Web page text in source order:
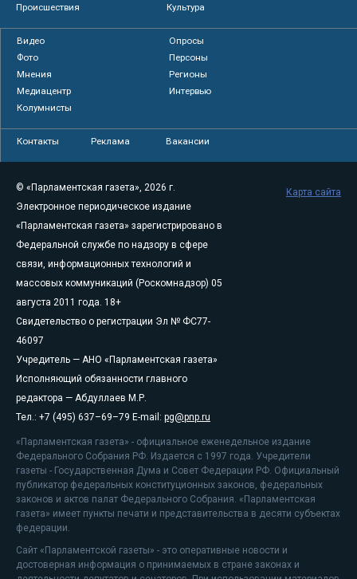
Происшествия
Культура
Видео
Опросы
Фото
Персоны
Мнения
Регионы
Медиацентр
Интервью
Колумнисты
Контакты Реклама Вакансии
© «Парламентская газета», 2026 г.
Электронное периодическое издание
«Парламентская газета» зарегистрировано в
Федеральной службе по надзору в сфере
связи, информационных технологий и
массовых коммуникаций (Роскомнадзор) 05
августа 2011 года. 18+
Свидетельство о регистрации Эл № ФС77-
46097
Учредитель — АНО «Парламентская газета»
Исполняющий обязанности главного
редактора — Абдуллаев М.Р.
Тел.: +7 (495) 637–69–79 E-mail: pg@pnp.ru
«Парламентская газета» - официальное еженедельное издание
Федерального Собрания РФ. Издается с 1997 года. Учредители
газеты - Государственная Дума и Совет Федерации РФ. Официальный
публикатор федеральных конституционных законов, федеральных
законов и актов палат Федерального Собрания. «Парламентская
газета» имеет пункты печати и представительства в десяти субъектах
федерации.
Сайт «Парламентской газеты» - это оперативные новости и
достоверная информация о принимаемых в стране законах и
Карта сайта